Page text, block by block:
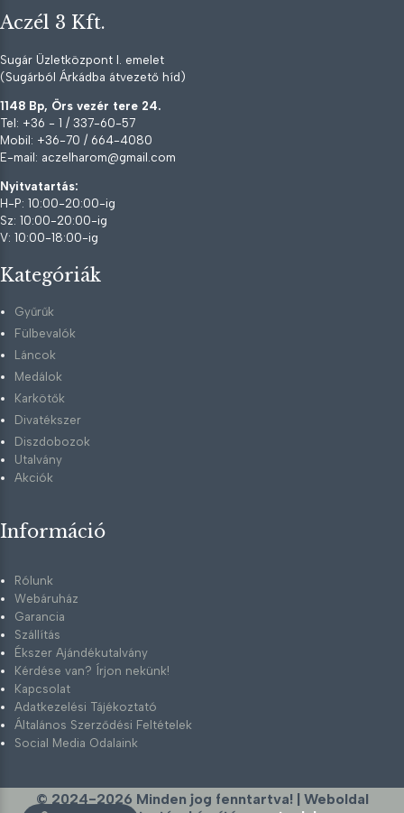
Aczél 3 Kft.
Sugár Üzletközpont I. emelet
(Sugárból Árkádba átvezető híd)
1148 Bp, Örs vezér tere 24.
Tel: +36 - 1 / 337-60-57
Mobil: +36-70 / 664-4080
E-mail: aczelharom@gmail.com
Nyitvatartás:
H-P: 10:00-20:00-ig
Sz: 10:00-20:00-ig
V: 10:00-18:00-ig
Kategóriák
Gyűrűk
Fülbevalók
Láncok
Medálok
Karkötők
Divatékszer
Diszdobozok
Utalvány
Akciók
Információ
Rólunk
Webáruház
Garancia
Szállítás
Ékszer Ajándékutalvány
Kérdése van? Írjon nekünk!
Kapcsolat
Adatkezelési Tájékoztató
Általános Szerződési Feltételek
Social Media Odalaink
© 2024-2026 Minden jog fenntartva! | Weboldal